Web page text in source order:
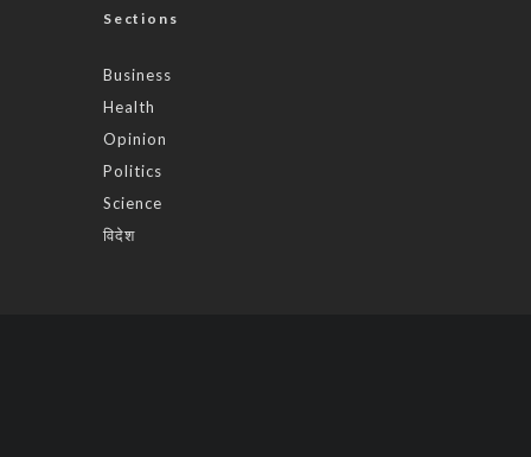
Sections
Business
Health
Opinion
Politics
Science
विदेश